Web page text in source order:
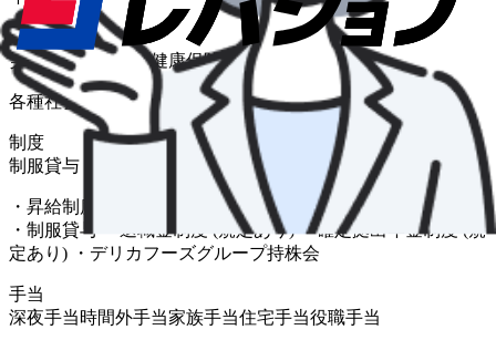
保険
労災保険雇用保険健康保険 厚生年金 介護保険
各種社会保険完備
制度
制服貸与
・昇給制度 ・交通費支給 ・各種手当 ・車 / バイク通勤OK
・制服貸与 ・退職金制度 (規定あり) ・確定拠出年金制度 (規
定あり) ・デリカフーズグループ持株会
手当
深夜手当時間外手当家族手当住宅手当役職手当